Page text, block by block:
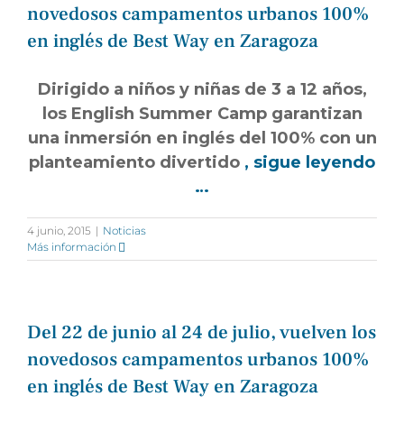
novedosos campamentos urbanos 100%
en inglés de Best Way en Zaragoza
Dirigido a niños y niñas de 3 a 12 años,
los English Summer Camp garantizan
una inmersión en inglés del 100% con un
planteamiento divertido , sigue leyendo
…
4 junio, 2015 | Noticias
Más información
​Del 22 de junio al 24 de julio, vuelven los
novedosos campamentos urbanos 100%
en inglés de Best Way en Zaragoza